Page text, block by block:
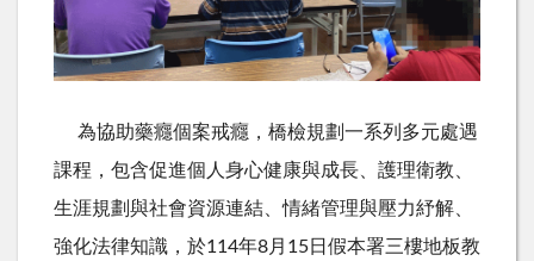
為協助藥癮個案戒癮，橋檢規劃一系列多元處遇
課程，包含促進個人身心健康與成長、護理衛教、
生涯規劃與社會資源連結、情緒管理與壓力紓解、
強化法律知識，於114年8月15日假本署三樓地板教